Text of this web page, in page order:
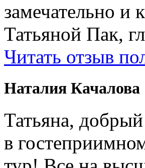
замечательно и
Татьяной Пак,
Читать отзыв
Наталия Качалова
Татьяна,
в